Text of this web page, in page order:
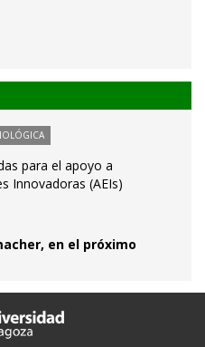
para el apoyo a
Innovadoras (AEIs)
en el próximo